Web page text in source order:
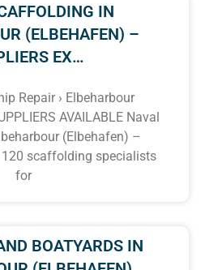
IN
(ELBEHAFEN) –
EX…
Repair › Elbeharbour
AVAILABLE Naval
(Elbehafen) –
scaffolding specialists
for
BOATYARDS IN